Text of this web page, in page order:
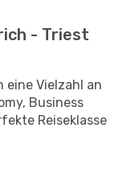
- Triest
Vielzahl an
Business
Reiseklasse